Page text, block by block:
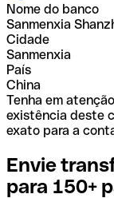
Nome do banco
Sanmenxia
Cidade
Sanmenxia
País
China
Tenha em
existência deste
exato para a
Envie
para 150+